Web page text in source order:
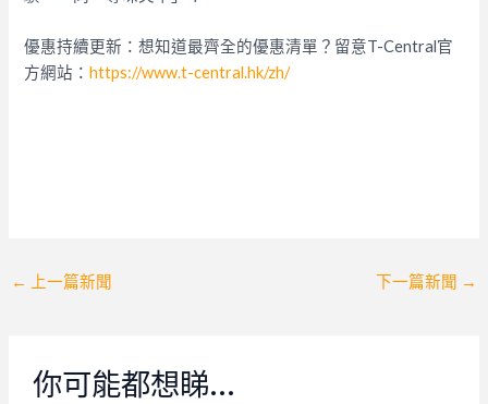
優惠持續更新：想知道最齊全的優惠清單？留意T-Central官
方網站：https://www.t-central.hk/zh/
Post
← 上一篇新聞 下一篇新聞 →
你可能都想睇…